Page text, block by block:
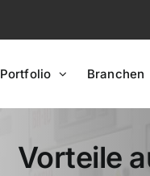
Portfolio Branchen
Vorteile